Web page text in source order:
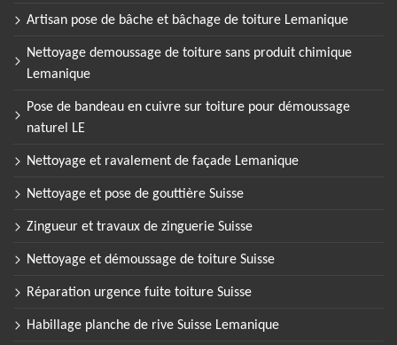
Artisan pose de bâche et bâchage de toiture Lemanique
Nettoyage demoussage de toiture sans produit chimique
Lemanique
Pose de bandeau en cuivre sur toiture pour démoussage
naturel LE
Nettoyage et ravalement de façade Lemanique
Nettoyage et pose de gouttière Suisse
Zingueur et travaux de zinguerie Suisse
Nettoyage et démoussage de toiture Suisse
Réparation urgence fuite toiture Suisse
Habillage planche de rive Suisse Lemanique